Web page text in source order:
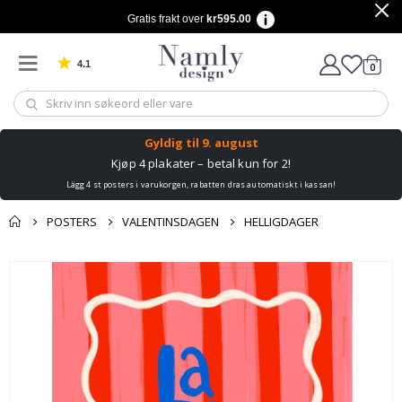
Gratis frakt over kr595.00
4.1 Basert på 1027 stemmer 0varer
Gyldig til 9. august
Kjøp 4 plakater – betal kun for 2!
Lägg 4 st posters i varukorgen, rabatten dras automatiskt i kassan!
POSTERS VALENTINSDAGEN HELLIGDAGER
Andre kjøpte
produkter